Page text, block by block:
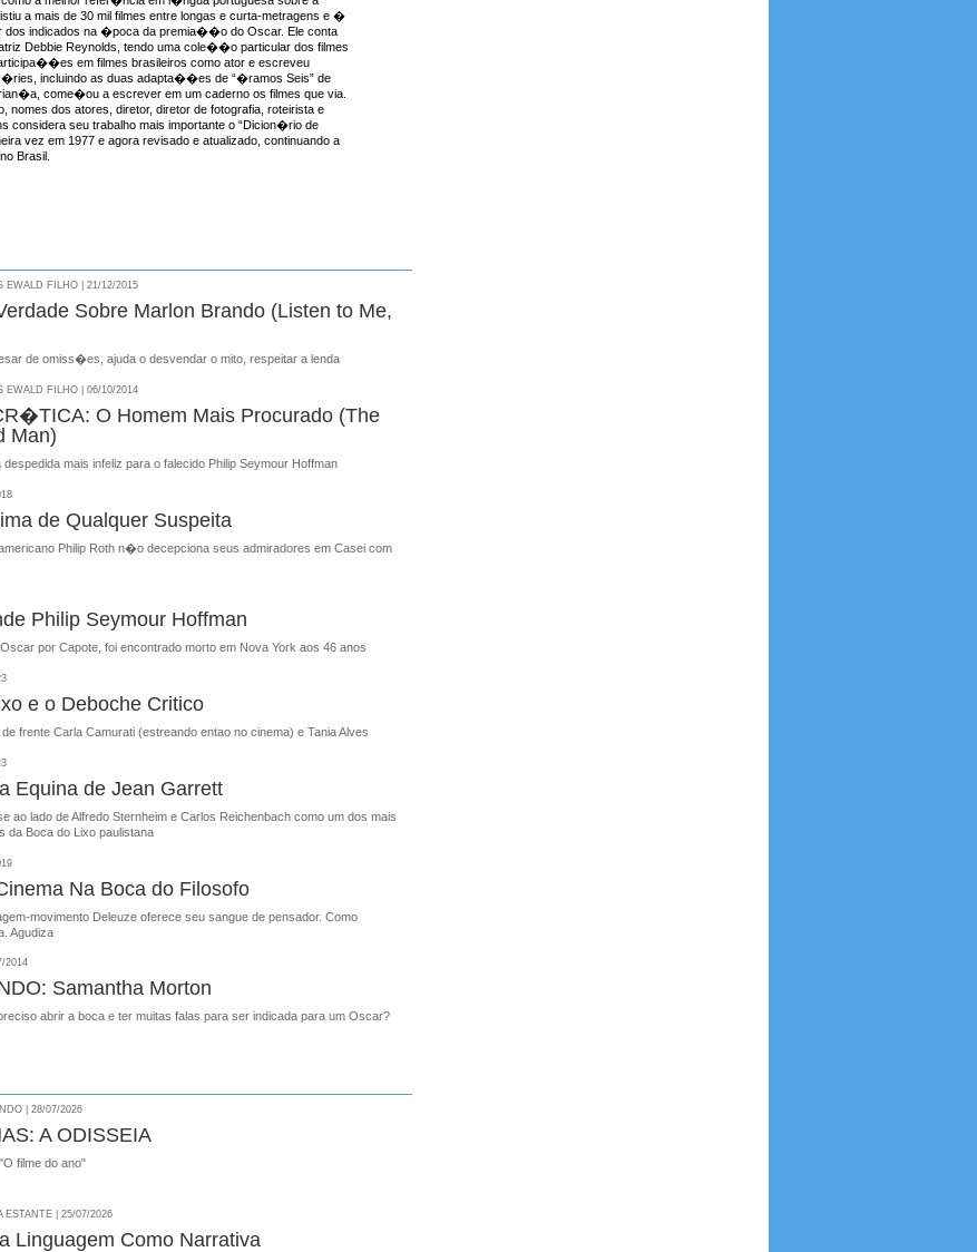
a mais de 30 mil filmes entre longas e curta-metragens e �
dos indicados na �poca da premia��o do Oscar. Ele conta
Debbie Reynolds, tendo uma cole��o particular dos filmes
em filmes brasileiros como ator e escreveu
incluindo as duas adapta��es de “�ramos Seis” de
come�ou a escrever em um caderno os filmes que via.
dos atores, diretor, diretor de fotografia, roteirista e
seu trabalho mais importante o “Dicion�rio de
vez em 1977 e agora revisado e atualizado, continuando a
Brasil.
EWALD FILHO | 21/12/2015
Sobre Marlon Brando (Listen to Me,
de omiss�es, ajuda o desvendar o mito, respeitar a lenda
EWALD FILHO | 06/10/2014
O Homem Mais Procurado (The
Man)
mais infeliz para o falecido Philip Seymour Hoffman
de Qualquer Suspeita
Philip Roth n�o decepciona seus admiradores em Casei com
Philip Seymour Hoffman
por Capote, foi encontrado morto em Nova York aos 46 anos
e o Deboche Critico
frente Carla Camurati (estreando entao no cinema) e Tania Alves
Equina de Jean Garrett
ao lado de Alfredo Sternheim e Carlos Reichenbach como um dos mais
da Boca do Lixo paulistana
Na Boca do Filosofo
movimento Deleuze oferece seu sangue de pensador. Como
Agudiza
2014
Samantha Morton
abrir a boca e ter muitas falas para ser indicada para um Oscar?
| 28/07/2026
A ODISSEIA
filme do ano"
ESTANTE | 25/07/2026
Linguagem Como Narrativa